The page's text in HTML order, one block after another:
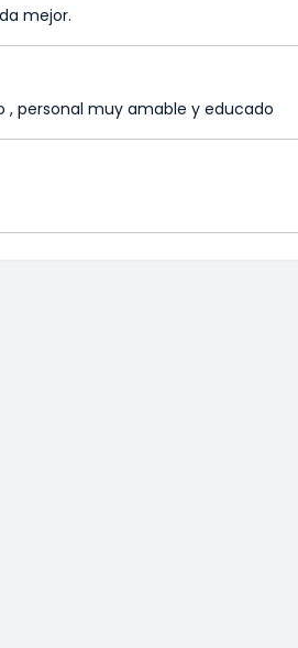
mejor.
personal muy amable y educado